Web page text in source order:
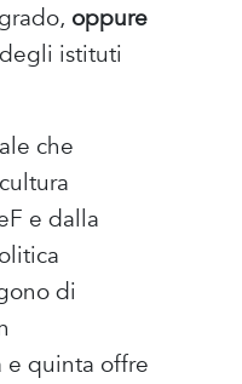
oppure
istituti
che
e dalla
di
e quinta offre